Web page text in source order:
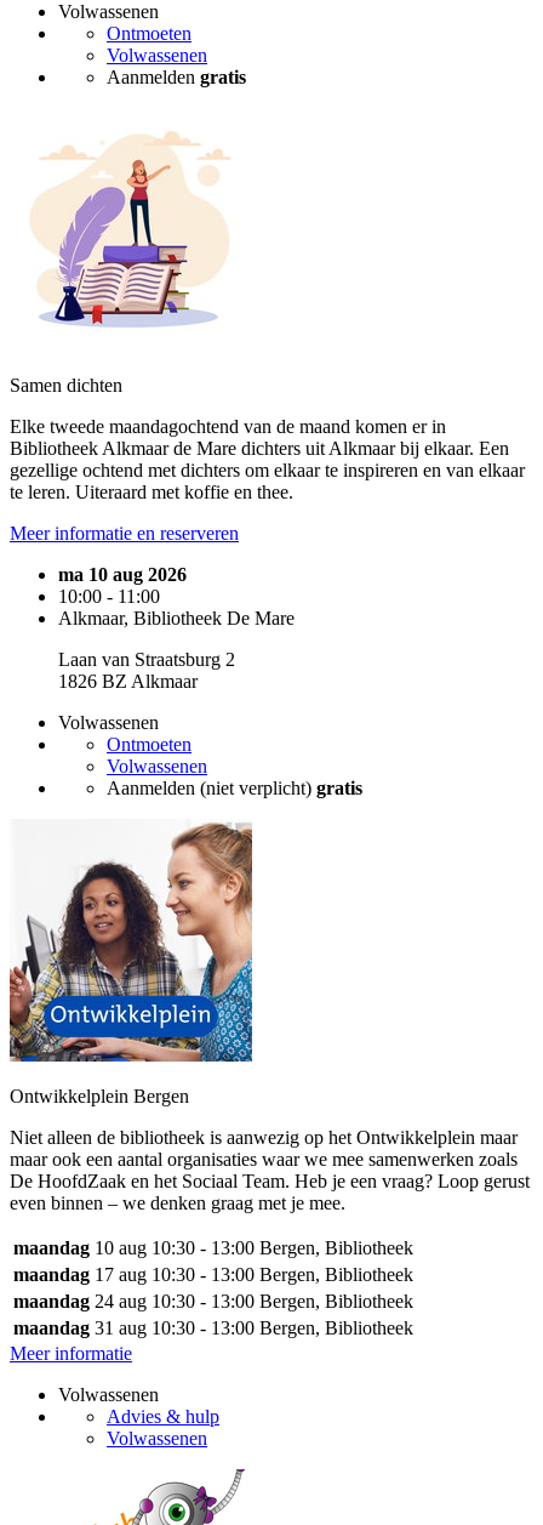
Volwassenen
Ontmoeten
Volwassenen
Aanmelden gratis
Samen dichten
Elke tweede maandagochtend van de maand komen er in
Bibliotheek Alkmaar de Mare dichters uit Alkmaar bij elkaar. Een
gezellige ochtend met dichters om elkaar te inspireren en van elkaar
te leren. Uiteraard met koffie en thee.
Meer informatie en reserveren
ma 10 aug 2026
10:00 - 11:00
Alkmaar, Bibliotheek De Mare
Laan van Straatsburg 2
1826 BZ Alkmaar
Volwassenen
Ontmoeten
Volwassenen
Aanmelden (niet verplicht) gratis
Ontwikkelplein Bergen
Niet alleen de bibliotheek is aanwezig op het Ontwikkelplein maar
maar ook een aantal organisaties waar we mee samenwerken zoals
De HoofdZaak en het Sociaal Team. Heb je een vraag? Loop gerust
even binnen – we denken graag met je mee.
maandag 10 aug 10:30 - 13:00 Bergen, Bibliotheek
maandag 17 aug 10:30 - 13:00 Bergen, Bibliotheek
maandag 24 aug 10:30 - 13:00 Bergen, Bibliotheek
maandag 31 aug 10:30 - 13:00 Bergen, Bibliotheek
Meer informatie
Volwassenen
Advies & hulp
Volwassenen